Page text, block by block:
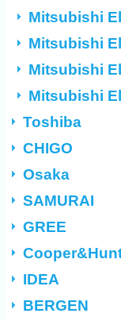
Mitsubishi
Mitsubishi
Mitsubishi
Mitsubishi
Toshiba
CHIGO
Osaka
SAMURAI
GREE
IDEA
BERGEN